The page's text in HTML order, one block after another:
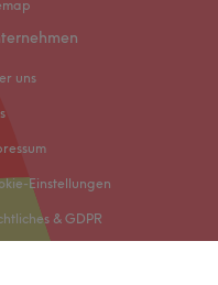
uns
Einstellungen
& GDPR